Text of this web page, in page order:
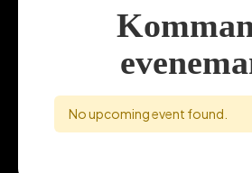
No upcoming event found.